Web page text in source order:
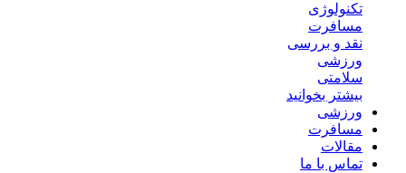
تکنولوژی
مسافرت
نقد و بررسی
ورزشی
سلامتی
بیشتر بخوانید
ورزشی
مسافرت
مقالات
تماس با ما